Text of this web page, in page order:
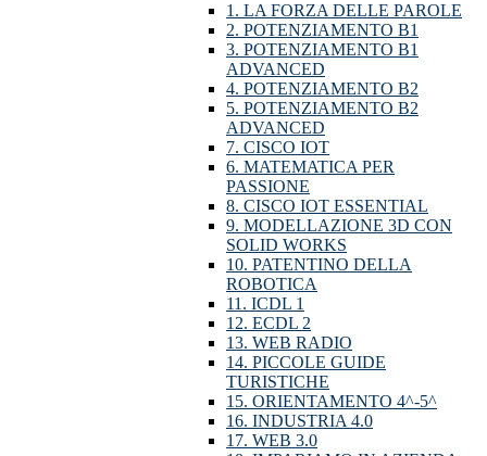
1. LA FORZA DELLE PAROLE
2. POTENZIAMENTO B1
3. POTENZIAMENTO B1
ADVANCED
4. POTENZIAMENTO B2
5. POTENZIAMENTO B2
ADVANCED
7. CISCO IOT
6. MATEMATICA PER
PASSIONE
8. CISCO IOT ESSENTIAL
9. MODELLAZIONE 3D CON
SOLID WORKS
10. PATENTINO DELLA
ROBOTICA
11. ICDL 1
12. ECDL 2
13. WEB RADIO
14. PICCOLE GUIDE
TURISTICHE
15. ORIENTAMENTO 4^-5^
16. INDUSTRIA 4.0
17. WEB 3.0